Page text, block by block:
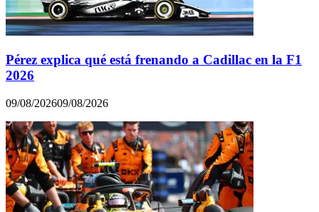
Pérez explica qué está frenando a Cadillac en la F1
2026
09/08/202609/08/2026